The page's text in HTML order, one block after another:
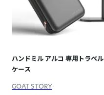
ハンドミル アルコ 専用トラベル
ケース
GOAT STORY